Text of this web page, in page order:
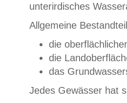
unterirdisches
Allgemeine
die
die
das
Jedes Gewässer hat